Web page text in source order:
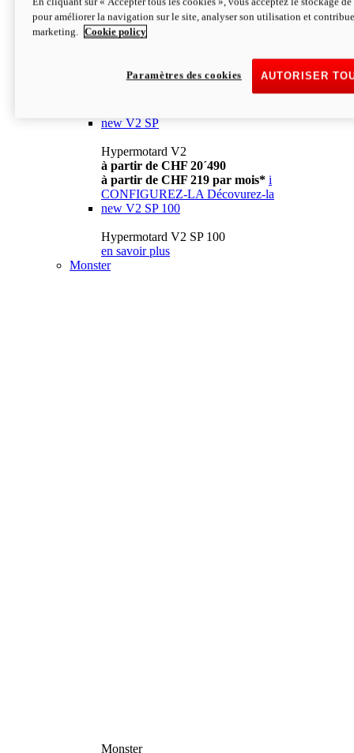
à partir de CHF 13´990 i
CONFIGUREZ-LA Décovurez-la
newV2
à partir de CHF 15´990
à partir de CHF 169 par mois* i
new V2 SP
Hypermotard V2
à partir de CHF 20´490
à partir de CHF 219 par mois* i
CONFIGUREZ-LA Décovurez-la
new V2 SP 100
Hypermotard V2 SP 100
en savoir plus
Monster
Monster
pour améliorer la navigation sur le site, analyser son utilisation et
marketing.
Cookie policy
AUTORISER
Paramètres des cookies